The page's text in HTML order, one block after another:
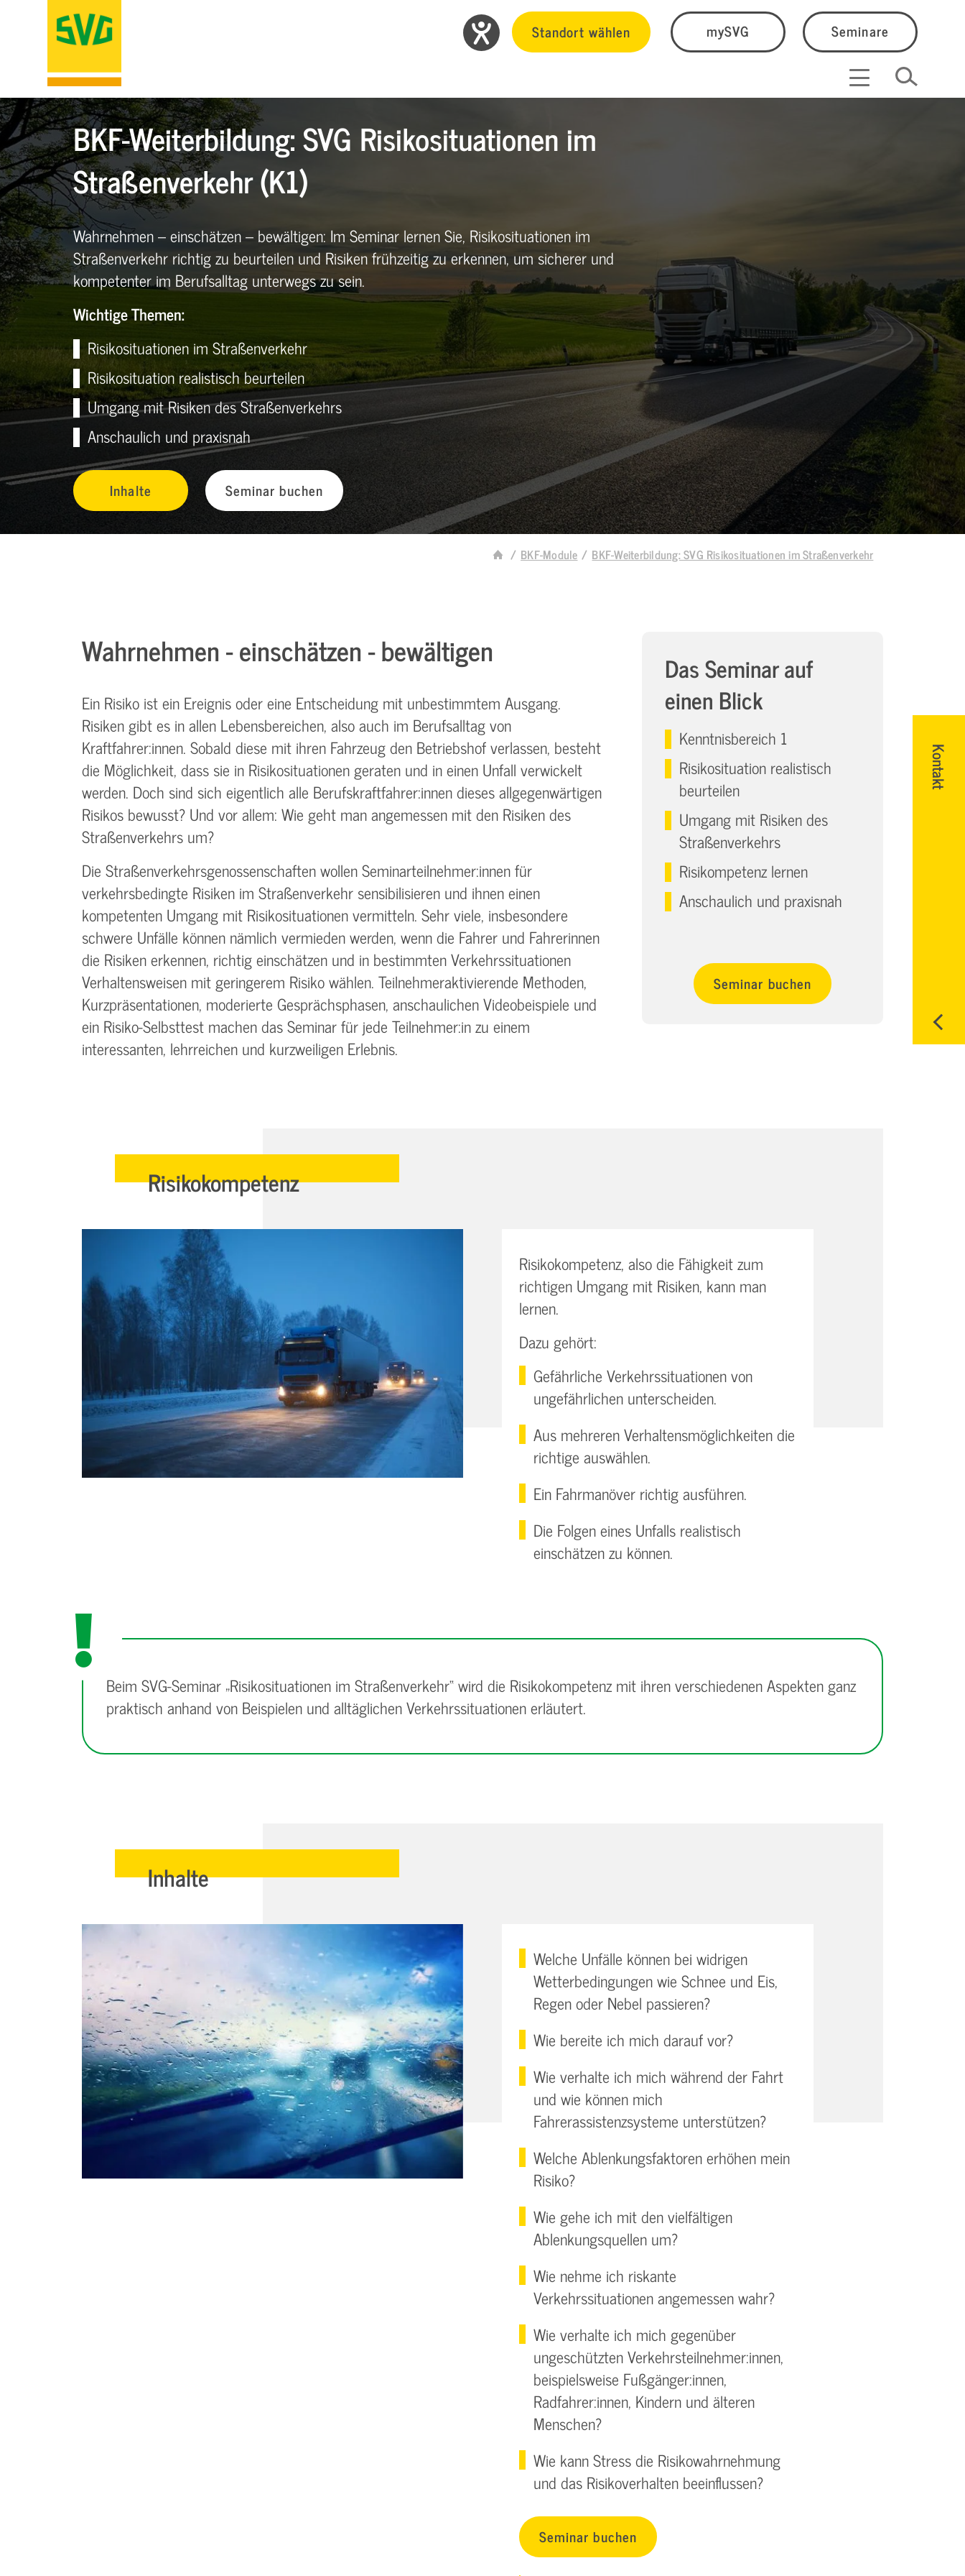
Standort wählen mySVG Seminare
BKF-Weiterbildung: SVG Risikosituationen im
Straßenverkehr (K1)
Wahrnehmen – einschätzen – bewältigen: Im Seminar lernen Sie, Risikosituationen im
Straßenverkehr richtig zu beurteilen und Risiken frühzeitig zu erkennen, um sicherer und
kompetenter im Berufsalltag unterwegs zu sein.
Wichtige Themen:
Risikosituationen im Straßenverkehr
Risikosituation realistisch beurteilen
Umgang mit Risiken des Straßenverkehrs
Anschaulich und praxisnah
Inhalte Seminar buchen
BKF-Module BKF-Weiterbildung: SVG Risikosituationen im Straßenverkehr
Kontakt
Wahrnehmen - einschätzen - bewältigen
Ein Risiko ist ein Ereignis oder eine Entscheidung mit unbestimmtem Ausgang.
Risiken gibt es in allen Lebensbereichen, also auch im Berufsalltag von
Kraftfahrer:innen. Sobald diese mit ihren Fahrzeug den Betriebshof verlassen, besteht
die Möglichkeit, dass sie in Risikosituationen geraten und in einen Unfall verwickelt
werden. Doch sind sich eigentlich alle Berufskraftfahrer:innen dieses allgegenwärtigen
Risikos bewusst? Und vor allem: Wie geht man angemessen mit den Risiken des
Straßenverkehrs um?
Die Straßenverkehrsgenossenschaften wollen Seminarteilnehmer:innen für
verkehrsbedingte Risiken im Straßenverkehr sensibilisieren und ihnen einen
kompetenten Umgang mit Risikosituationen vermitteln. Sehr viele, insbesondere
schwere Unfälle können nämlich vermieden werden, wenn die Fahrer und Fahrerinnen
die Risiken erkennen, richtig einschätzen und in bestimmten Verkehrssituationen
Verhaltensweisen mit geringerem Risiko wählen. Teilnehmeraktivierende Methoden,
Kurzpräsentationen, moderierte Gesprächsphasen, anschaulichen Videobeispiele und
ein Risiko-Selbsttest machen das Seminar für jede Teilnehmer:in zu einem
interessanten, lehrreichen und kurzweiligen Erlebnis.
Das Seminar auf
einen Blick
Kenntnisbereich 1
Risikosituation realistisch
beurteilen
Umgang mit Risiken des
Straßenverkehrs
Risikompetenz lernen
Anschaulich und praxisnah
Seminar buchen
Risikokompetenz
Risikokompetenz, also die Fähigkeit zum
richtigen Umgang mit Risiken, kann man
lernen.
Dazu gehört:
Gefährliche Verkehrssituationen von
ungefährlichen unterscheiden.
Aus mehreren Verhaltensmöglichkeiten die
richtige auswählen.
Ein Fahrmanöver richtig ausführen.
Die Folgen eines Unfalls realistisch
einschätzen zu können.
Beim SVG-Seminar „Risikosituationen im Straßenverkehr“ wird die Risikokompetenz mit ihren verschiedenen Aspekten ganz
praktisch anhand von Beispielen und alltäglichen Verkehrssituationen erläutert.
Inhalte
Welche Unfälle können bei widrigen
Wetterbedingungen wie Schnee und Eis,
Regen oder Nebel passieren?
Wie bereite ich mich darauf vor?
Wie verhalte ich mich während der Fahrt
und wie können mich
Fahrerassistenzsysteme unterstützen?
Welche Ablenkungsfaktoren erhöhen mein
Risiko?
Wie gehe ich mit den vielfältigen
Ablenkungsquellen um?
Wie nehme ich riskante
Verkehrssituationen angemessen wahr?
Wie verhalte ich mich gegenüber
ungeschützten Verkehrsteilnehmer:innen,
beispielsweise Fußgänger:innen,
Radfahrer:innen, Kindern und älteren
Menschen?
Wie kann Stress die Risikowahrnehmung
und das Risikoverhalten beeinflussen?
Seminar buchen